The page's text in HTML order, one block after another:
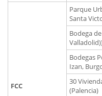
FCC
Parque
Santa
Bodega
Bodegas
Izan,
30
(Palencia)